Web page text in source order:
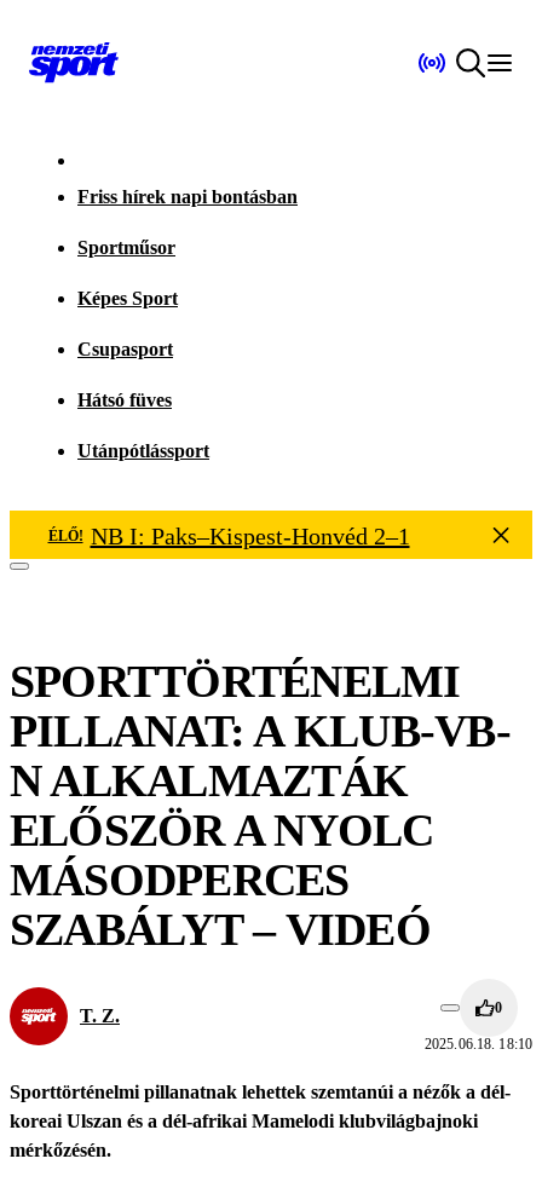
Friss hírek napi bontásban
Sportműsor
Képes Sport
Csupasport
Hátsó füves
Utánpótlássport
ÉLŐ! NB I: Paks–Kispest-Honvéd 2–1
SPORTTÖRTÉNELMI
PILLANAT: A KLUB-VB-
N ALKALMAZTÁK
ELŐSZÖR A NYOLC
MÁSODPERCES
SZABÁLYT – VIDEÓ
T. Z. 0
2025.06.18. 18:10
Sporttörténelmi pillanatnak lehettek szemtanúi a nézők a dél-
koreai Ulszan és a dél-afrikai Mamelodi klubvilágbajnoki
mérkőzésén.